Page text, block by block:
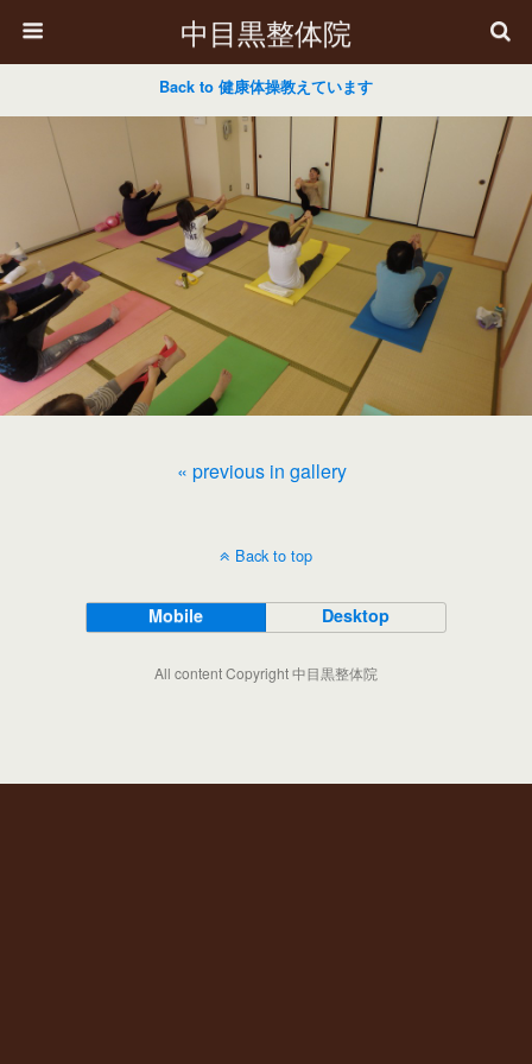
中目黒整体院
Back to 健康体操教えています
« previous in gallery
Back to top
Mobile Desktop
All content Copyright 中目黒整体院